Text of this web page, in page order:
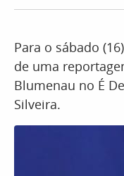
Para o sábado
de uma
Blumenau no É
Silveira.